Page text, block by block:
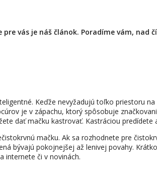
vás je náš článok. Poradíme vám,
Keďže nevyžadujú toľko priestoru
je v zápachu, ktorý spôsobuje
dať mačku kastrovať. Kastráciou predídete
mačku. Ak sa rozhodnete pre
bývajú pokojnejšej až lenivej povahy.
internete či v novinách.